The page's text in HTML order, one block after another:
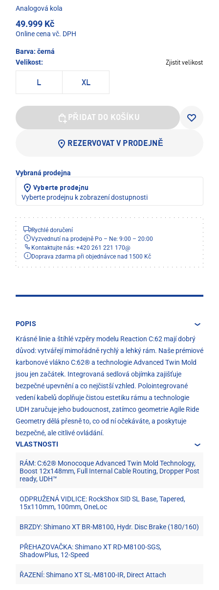
Analogová kola
49.999 Kč
Online cena vč. DPH
Barva: černá
Velikost:
Zjistit velikost
L XL
PŘIDAT DO KOŠÍKU
REZERVOVAT V PRODEJNĚ
Vybraná prodejna
Vyberte prodejnu
Vyberte prodejnu k zobrazení dostupnosti
Rychlé doručení
Vyzvednutí na prodejně Po – Ne: 9:00 – 20:00
Kontaktujte nás: +420 261 221 170@
Doprava zdarma při objednávce nad 1500 Kč
POPIS
Krásné linie a štíhlé vzpěry modelu Reaction C:62 mají dobrý
důvod: vytvářejí mimořádně rychlý a lehký rám. Naše prémiové
karbonové vlákno C:62® a technologie Advanced Twin Mold
jsou jen začátek. Integrovaná sedlová objímka zajišťuje
bezpečné upevnění a co nejčistší vzhled. Polointegrované
vedení kabelů doplňuje čistou estetiku rámu a technologie
UDH zaručuje jeho budoucnost, zatímco geometrie Agile Ride
Geometry dělá přesně to, co od ní očekáváte, a poskytuje
bezpečné, ale citlivé ovládání.
VLASTNOSTI
RÁM: C:62® Monocoque Advanced Twin Mold Technology,
Boost 12x148mm, Full Internal Cable Routing, Dropper Post
ready, UDH™
ODPRUŽENÁ VIDLICE: RockShox SID SL Base, Tapered,
15x110mm, 100mm, OneLoc
BRZDY: Shimano XT BR-M8100, Hydr. Disc Brake (180/160)
PŘEHAZOVAČKA: Shimano XT RD-M8100-SGS,
ShadowPlus, 12-Speed
ŘAZENÍ: Shimano XT SL-M8100-IR, Direct Attach